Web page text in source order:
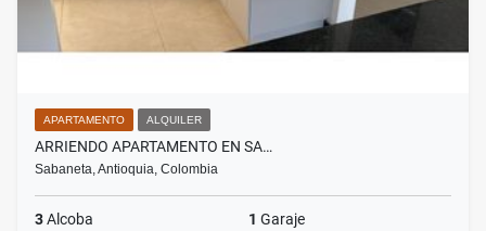
APARTAMENTO ALQUILER
ARRIENDO APARTAMENTO EN SA…
Sabaneta, Antioquia, Colombia
3Alcoba 1 Garaje